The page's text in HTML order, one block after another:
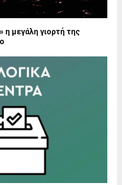
μεγάλη γιορτή της